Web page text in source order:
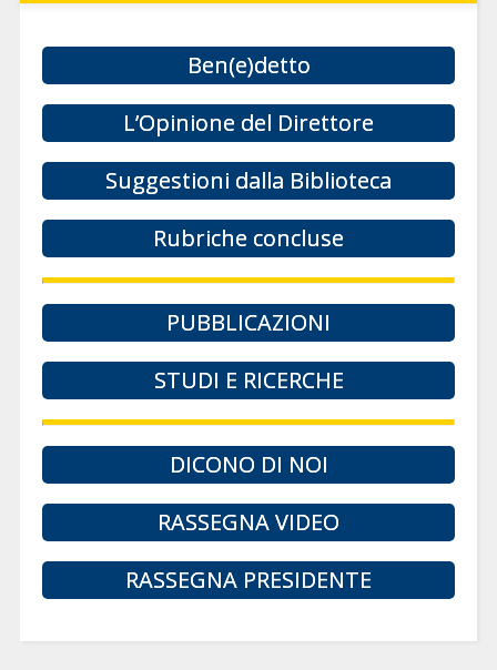
Ben(e)detto
L’Opinione del Direttore
Suggestioni dalla Biblioteca
Rubriche concluse
PUBBLICAZIONI
STUDI E RICERCHE
DICONO DI NOI
RASSEGNA VIDEO
RASSEGNA PRESIDENTE